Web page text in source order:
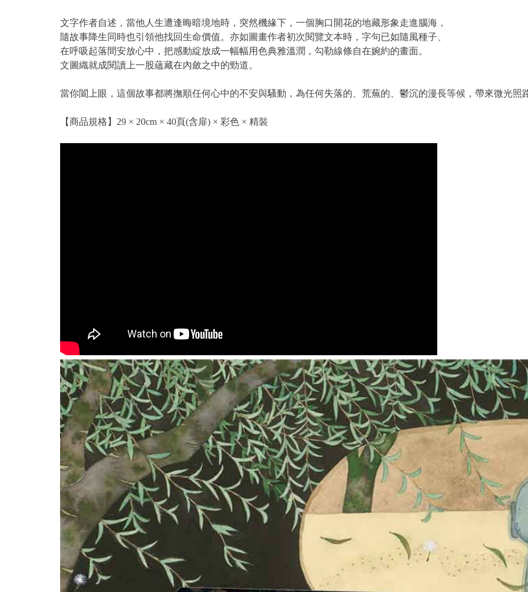
文字作者自述，當他人生遭逢晦暗境地時，突然機緣下，一個胸口開花的地藏形象走進腦海，
隨故事降生同時也引領他找回生命價值。亦如圖畫作者初次閱覽文本時，字句已如隨風種子、
在呼吸起落間安放心中，把感動綻放成一幅幅用色典雅溫潤，勾勒線條自在婉約的畫面。
文圖織就成閱讀上一股蘊藏在內斂之中的勁道。
當你闔上眼，這個故事都將撫順任何心中的不安與騷動，為任何失落的、荒蕪的、鬱沉的漫長等候，帶來微光照
【商品規格】29 × 20cm × 40頁(含扉) × 彩色 × 精裝